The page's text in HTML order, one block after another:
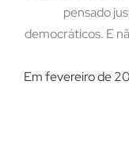
pensado
democráticos. E
Em fevereiro de